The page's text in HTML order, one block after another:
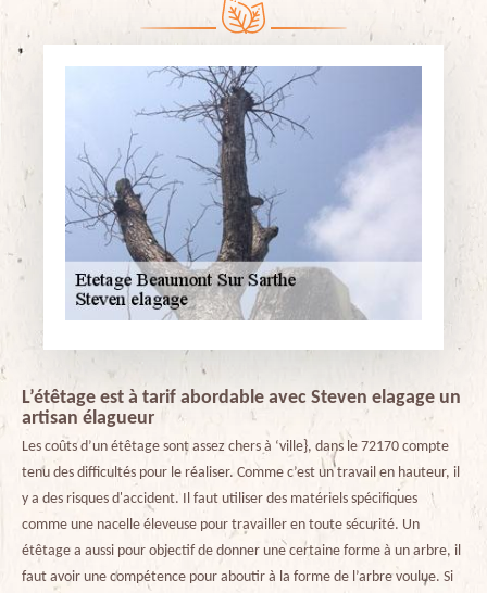
L’étêtage est à tarif abordable avec Steven elagage un
artisan élagueur
Les coûts d’un étêtage sont assez chers à ‘ville}, dans le 72170 compte
tenu des difficultés pour le réaliser. Comme c’est un travail en hauteur, il
y a des risques d'accident. Il faut utiliser des matériels spécifiques
comme une nacelle éleveuse pour travailler en toute sécurité. Un
étêtage a aussi pour objectif de donner une certaine forme à un arbre, il
faut avoir une compétence pour aboutir à la forme de l’arbre voulue. Si